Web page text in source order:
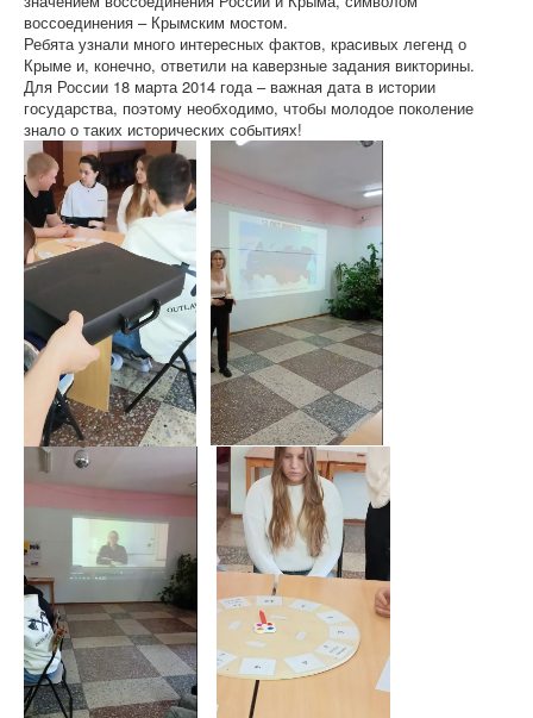
воссоединения – Крымским мостом.
Ребята узнали много интересных фактов, красивых легенд о
Крыме и, конечно, ответили на каверзные задания викторины.
Для России 18 марта 2014 года – важная дата в истории
государства, поэтому необходимо, чтобы молодое поколение
знало о таких исторических событиях!